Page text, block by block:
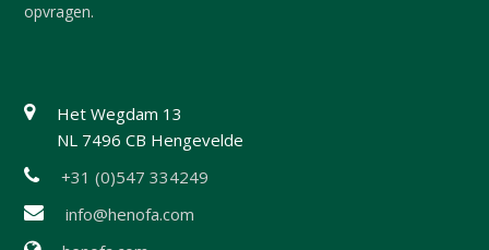
opvragen.
Het Wegdam 13
NL 7496 CB Hengevelde
+31 (0)547 334249
info@henofa.com